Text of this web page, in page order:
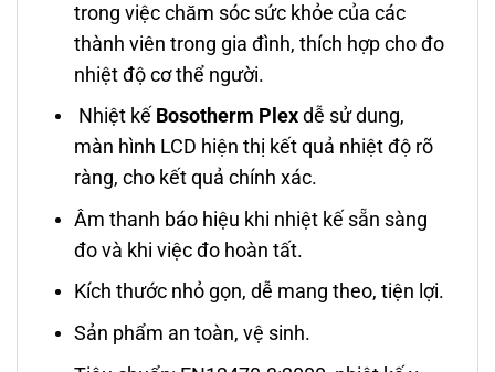
trong việc chăm sóc sức khỏe của các
thành viên trong gia đình, thích hợp cho đo
nhiệt độ cơ thể người.
Nhiệt kế Bosotherm Plex dễ sử dung,
màn hình LCD hiện thị kết quả nhiệt độ rõ
ràng, cho kết quả chính xác.
Âm thanh báo hiệu khi nhiệt kế sẵn sàng
đo và khi việc đo hoàn tất.
Kích thước nhỏ gọn, dễ mang theo, tiện lợi.
Sản phẩm an toàn, vệ sinh.